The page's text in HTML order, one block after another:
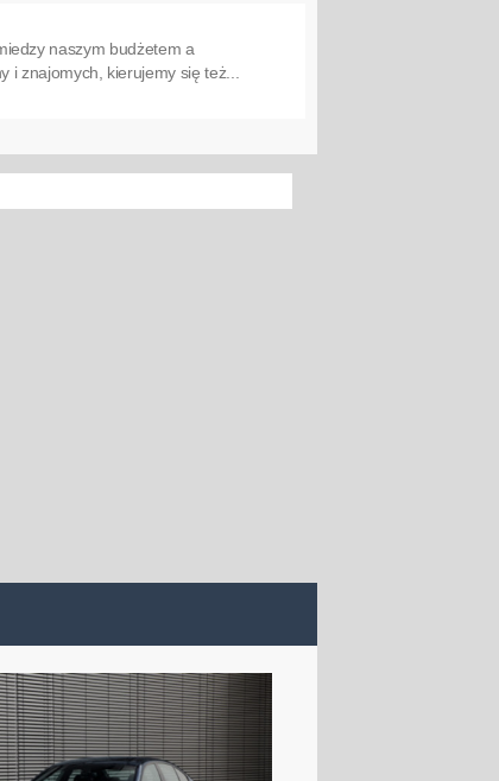
naszym budżetem a
i znajomych, kierujemy się też...